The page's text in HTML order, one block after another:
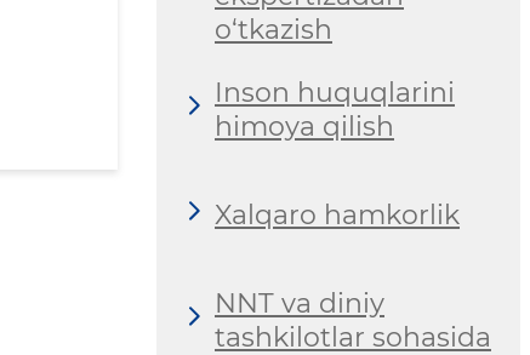
o‘tkazish
Inson huquqlarini
himoya qilish
Xalqaro hamkorlik
NNT va diniy
tashkilotlar sohasida